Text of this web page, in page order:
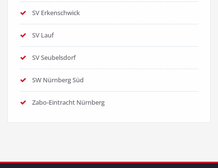
SV Erkenschwick
SV Lauf
SV Seubelsdorf
SW Nürnberg Süd
Zabo-Eintracht Nürnberg